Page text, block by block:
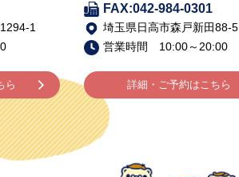
1
ら
FAX:042-984-0301
埼玉県日高市森戸新田88-5
営業時間 10:00～20:00
詳細・ご予約はこちら